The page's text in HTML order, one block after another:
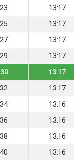
13:17
13:17
13:17
13:17
13:17
13:17
13:16
13:16
13:16
13:16